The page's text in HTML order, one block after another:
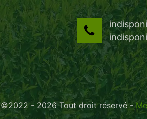
©2022 - 2026 Tout droit réservé -